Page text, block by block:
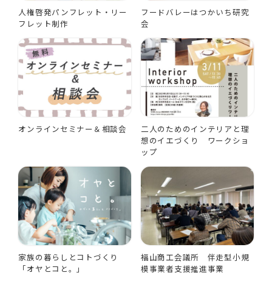
人権啓発パンフレット・リー
フレット制作
フードバレーはつかいち研究
会
オンラインセミナー＆相談会
二人のためのインテリアと理
想のイエづくり ワークショ
ップ
家族の暮らしとコトづくり
「オヤとコと。」
福山商工会議所 伴走型小規
模事業者支援推進事業